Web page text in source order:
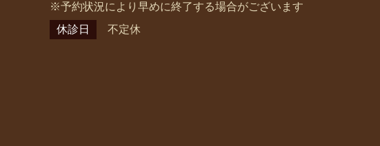
※予約状況により早めに終了する場合がございます
休診日
不定休